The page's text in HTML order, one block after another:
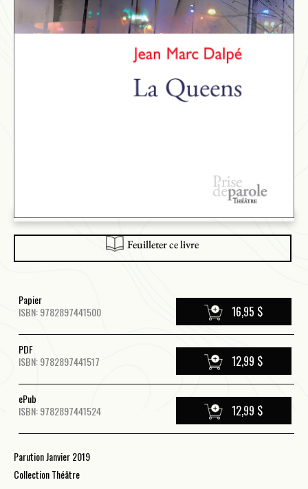
Feuilleter ce livre
Papier
ISBN: 9782897441500
16,95 $
PDF
ISBN: 9782897441517
12,99 $
ePub
ISBN: 9782897441524
12,99 $
Parution Janvier 2019
Collection Théâtre